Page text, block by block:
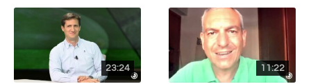
23:24 11:22